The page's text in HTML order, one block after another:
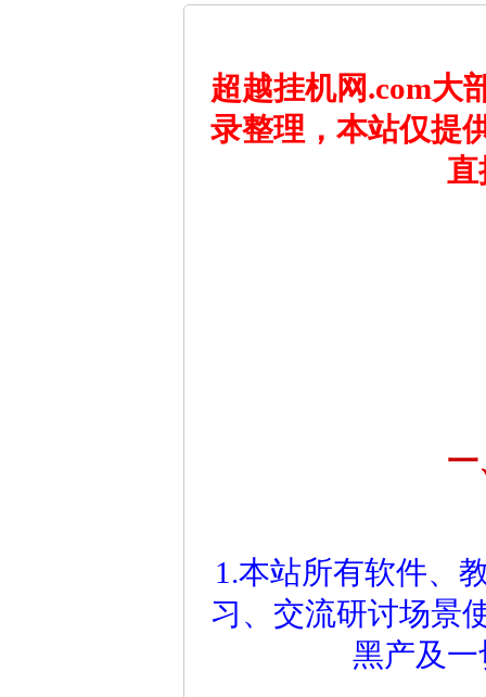
超越挂机网.com大
录整理，本站仅提
直
一
1.本站所有软件、
习、交流研讨场景
黑产及